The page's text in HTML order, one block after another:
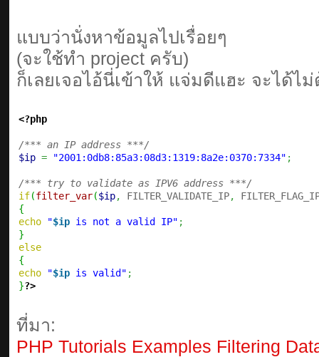
แบบว่านั่งหาข้อมูลไปเรื่อยๆ
(จะใช้ทำ project ครับ)
ก็เลยเจอไอ้นี่เข้าให้ แจ่มดีแฮะ จะได้ไ
<?php
/*** an IP address ***/
$ip = "2001:0db8:85a3:08d3:1319:8a2e:0370:7334" ;
/*** try to validate as IPV6 address ***/
if(filter_var($ip, FILTER_VALIDATE_IP,
{
echo
"$ip is not a valid IP" ;
}
else
{
echo
"$ip is valid" ;
}?>
ที่มา:
PHP Tutorials Examples Filtering